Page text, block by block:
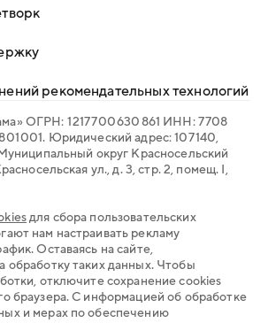
рекомендательных технологий
ОГРН: 1 217 700 630 861 ИНН: 7 708
001. Юридический адрес: 107 140,
округ Красносельский
ул., д. 3, стр. 2, помещ. I,
для сбора пользовательских
нам настраивать рекламу
Оставаясь на сайте,
обработку таких данных. Чтобы
отключите сохранение cookies
браузера. С информацией об обработке
и мерах по обеспечению